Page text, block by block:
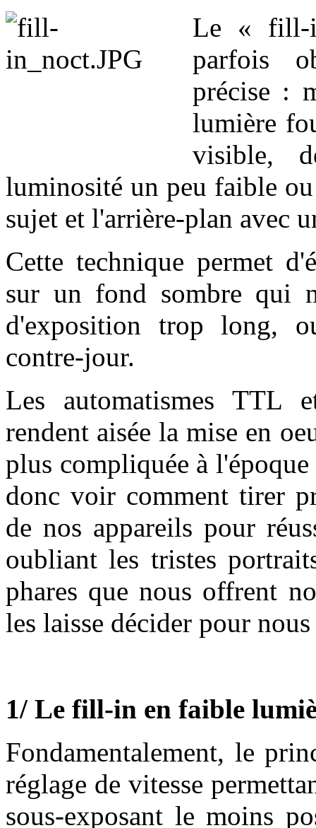
Le « fill-
parfois
précise :
lumière
visible,
luminosité un peu faible
sujet et l'arrière-plan avec
Cette technique permet
sur un fond sombre qui
d'exposition trop long,
contre-jour.
Les automatismes TTL
rendent aisée la mise en
plus compliquée à
donc voir comment tirer
de nos appareils pour
oubliant les tristes
phares que nous offrent
les laisse décider pour
1/ Le fill-in en faible
Fondamentalement, le
réglage de vitesse
sous-exposant le moins